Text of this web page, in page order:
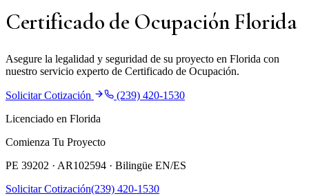
Certificado de Ocupación Florida
Asegure la legalidad y seguridad de su proyecto en Florida con
nuestro servicio experto de Certificado de Ocupación.
Solicitar Cotización
(239) 420-1530
Licenciado en Florida
Comienza Tu Proyecto
PE 39202 · AR102594 · Bilingüe EN/ES
Solicitar Cotización(239) 420-1530